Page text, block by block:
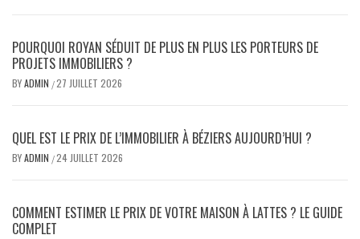
POURQUOI ROYAN SÉDUIT DE PLUS EN PLUS LES PORTEURS DE
PROJETS IMMOBILIERS ?
BYADMIN /27 JUILLET 2026
QUEL EST LE PRIX DE L’IMMOBILIER À BÉZIERS AUJOURD’HUI ?
BYADMIN /24 JUILLET 2026
COMMENT ESTIMER LE PRIX DE VOTRE MAISON À LATTES ? LE GUIDE
COMPLET